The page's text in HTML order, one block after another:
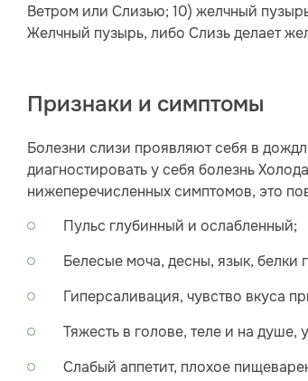
Ветром или Слизью; 10) желчный
Желчный пузырь, либо Слизь делает
Признаки и симптомы
Болезни слизи проявляют себя в
диагностировать у себя болезнь
нижеперечисленных симптомов, это
Пульс глубинный и ослабленный;
Белесые моча, десны, язык, белки
Гиперсаливация, чувство вкуса
Тяжесть в голове, теле и на душе,
Слабый аппетит, плохое